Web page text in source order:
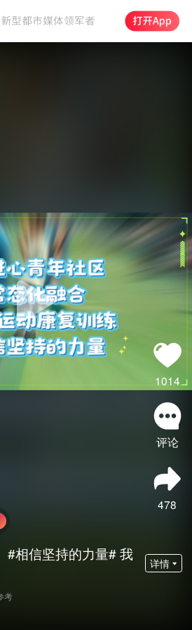
1014
评论
478
#相信坚持的力量# 我
详情
考